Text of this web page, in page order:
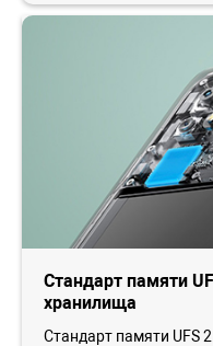
Стандарт памяти
хранилища
Стандарт памяти UFS